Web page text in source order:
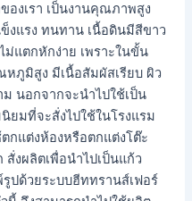
องเรา เป็นงานคุณภาพสูง
งแรง ทนทาน เนื้อดินมีสีขาว
แตกหักง่าย เพราะในขั้น
หภูมิสูง มีเนื้อสัมผัสเรียบ ผิว
นอกจากจะนำไปใช้เป็น
ยมที่จะสั่งไปใช้ในโรงแรม
กแต่งห้องหรือตกแต่งโต๊ะ
งผลิตเพื่อนำไปเป็นแก้ว
ปด้วยระบบฮีททรานส์เฟอร์